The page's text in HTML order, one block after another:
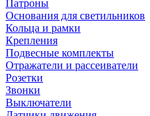
Патроны
Основания для светильников
Кольца и рамки
Крепления
Подвесные комплекты
Отражатели и рассеиватели
Розетки
Звонки
Выключатели